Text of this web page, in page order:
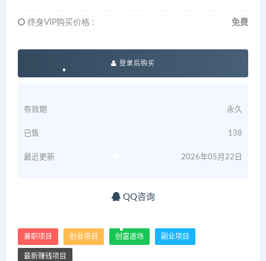
终身VIP购买价格 : 免费
登录后购买
有效期 永久
已售 138
最近更新 2026年05月22日
QQ咨询
兼职项目 创业项目 创富道场 副业项目
最新赚钱项目